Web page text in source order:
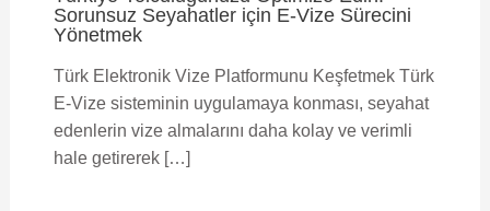
Sorunsuz Seyahatler için E-Vize Sürecini
Yönetmek
Türk Elektronik Vize Platformunu Keşfetmek Türk
E-Vize sisteminin uygulamaya konması, seyahat
edenlerin vize almalarını daha kolay ve verimli
hale getirerek […]